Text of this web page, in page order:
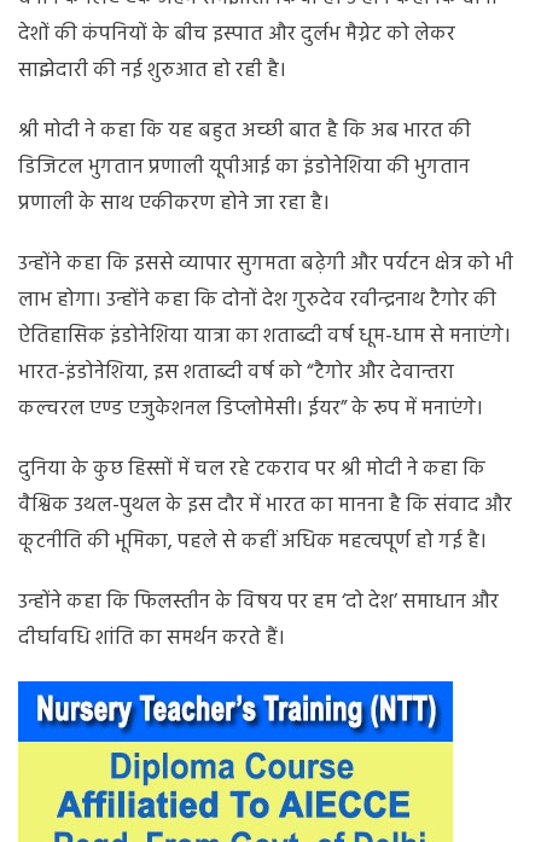
देशों की कंपनियों के बीच इस्पात और दुर्लभ मैग्नेट को लेकर
साझेदारी की नई शुरुआत हो रही है।
श्री मोदी ने कहा कि यह बहुत अच्छी बात है कि अब भारत की
डिजिटल भुगतान प्रणाली यूपीआई का इंडोनेशिया की भुगतान
प्रणाली के साथ एकीकरण होने जा रहा है।
उन्होंने कहा कि इससे व्यापार सुगमता बढ़ेगी और पर्यटन क्षेत्र को भी
लाभ होगा। उन्होंने कहा कि दोनों देश गुरुदेव रवीन्द्रनाथ टैगोर की
ऐतिहासिक इंडोनेशिया यात्रा का शताब्दी वर्ष धूम-धाम से मनाएंगे।
भारत-इंडोनेशिया, इस शताब्दी वर्ष को “टैगोर और देवान्तरा
कल्चरल एण्ड एजुकेशनल डिप्लोमेसी। ईयर” के रूप में मनाएंगे।
दुनिया के कुछ हिस्सों में चल रहे टकराव पर श्री मोदी ने कहा कि
वैश्विक उथल-पुथल के इस दौर में भारत का मानना है कि संवाद और
कूटनीति की भूमिका, पहले से कहीं अधिक महत्वपूर्ण हो गई है।
उन्होंने कहा कि फिलस्तीन के विषय पर हम ‘दो देश’ समाधान और
दीर्घावधि शांति का समर्थन करते हैं।